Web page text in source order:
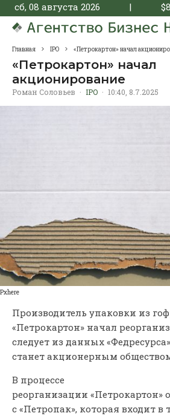
сб, 08 августа 2026 | $
Главная IPO «Петрокартон» начал
«Петрокартон» начал
акционирование
Роман Соловьев · IPO · 10:40, 8.7.2025
Pxhere
Производитель упаковки из
«Петрокартон» начал
следует из данных
станет акционерным
В процессе
реорганизации «Петрокартон»
с «Петропак», которая входит в